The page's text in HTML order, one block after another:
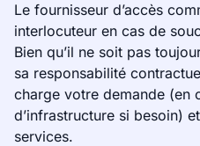
Le fournisseur d’accès
interlocuteur en cas de
Bien qu’il ne soit pas
sa responsabilité
charge votre demande (en
d’infrastructure si besoin)
services.